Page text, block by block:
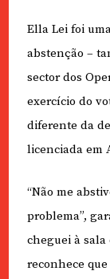
Ella Lei foi
abstenção –
sector dos
exercício do
diferente da
licenciada em
“Não me
problema”,
cheguei à sala
reconhece